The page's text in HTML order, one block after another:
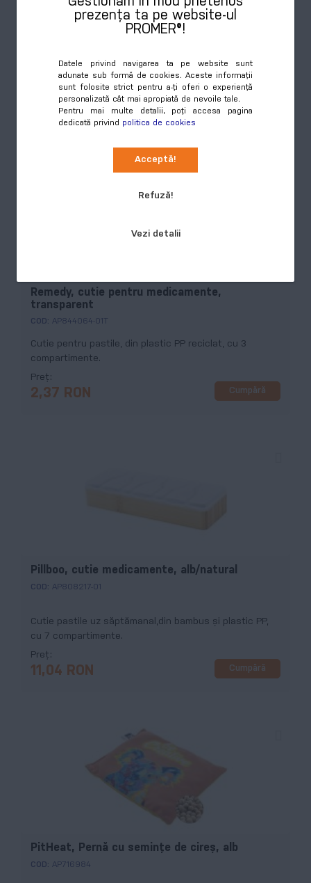
prezența ta pe website-ul
PROMER®!
Datele privind navigarea ta pe website sunt
adunate sub formă de cookies. Aceste informații
sunt folosite strict pentru a-ți oferi o experiență
personalizată cât mai apropiată de nevoile tale.
Pentru mai multe detalii, poți accesa pagina
dedicată privind politica de cookies
Vezi detalii
Refuză!
Acceptă!
pentru pastile și carabină metalică. 220 ml. Fără BPA.
7,87 RON Cumpără
Remedy, cutie pentru medicamente,
transparent
COD: AP844064-01T
Cutie pentru pastile, din plastic PP reciclat, cu 3
compartimente.
Preț
2,37 RON Cumpără
Pillboo, cutie medicamente, alb/natural
COD: AP808217-01
Cutie pastile uz săptămanal,din bambus și plastic PP,
cu 7 compartimente.
Preț
11,04 RON Cumpără
PitHeat, Pernă cu semințe de cireș, alb
COD: AP716984